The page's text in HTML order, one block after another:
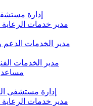
إدارة
مدير خدمات
مدير الخدمات الدعم
مدير الخدمات
إدارة مستشفى
مدير خدمات